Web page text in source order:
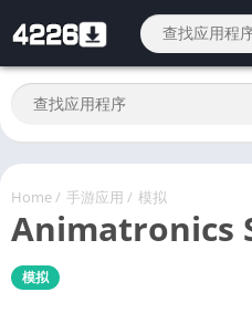
Home/ 手游应用 / 模拟
Animatronics
模拟